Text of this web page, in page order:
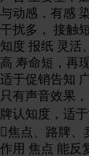
与动感，有感
干扰多， 接触
知度 报纸 灵活
高 寿命短，再
适于促销告知
只有声音效果
牌认知度，适
焦点、路牌、
作用 焦点 能反